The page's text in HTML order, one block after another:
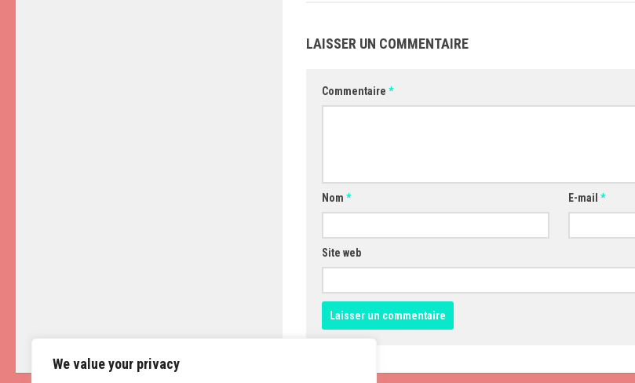
We value your privacy
LAISSER UN COMMENTAIRE
Commentaire *
Nom * E-mail*
Site web